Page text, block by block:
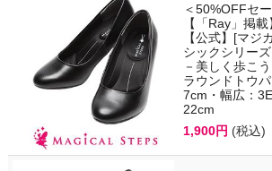
＜50%OFFセ
【「Ray」掲載
【公式】[マジ
シックシリーズ
－美しく歩こ
ラウンドトウ
7cm・幅広：
22cm
1,900円 (税込)